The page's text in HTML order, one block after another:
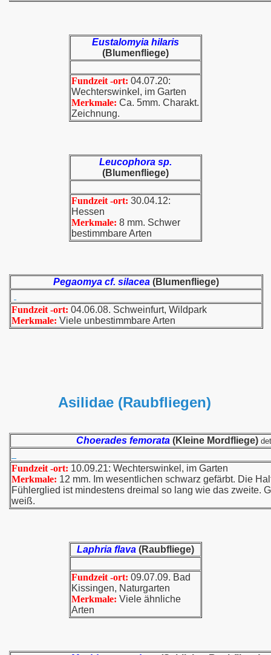
Eustalomyia hilaris
(Blumenfliege)
Fundzeit -ort: 04.07.20:
Wechterswinkel, im Garten
Merkmale: Ca. 5mm. Charakt.
Zeichnung.
Leucophora sp.
(Blumenfliege)
Fundzeit -ort: 30.04.12:
Hessen
Merkmale: 8 mm. Schwer
bestimmbare Arten
Pegaomya cf. silacea (Blumenfliege)
Fundzeit -ort: 04.06.08. Schweinfurt, Wildpark
Merkmale: Viele unbestimmbare Arten
Asilidae (Raubfliegen)
Choerades femorata (Kleine Mordfliege)
Fundzeit -ort: 10.09.21: Wechterswinkel, im Garten
Merkmale: 12 mm. Im wesentlichen schwarz gefärbt. Die
Fühlerglied ist mindestens dreimal so lang wie das zweite.
weiß.
Laphria flava (Raubfliege)
Fundzeit -ort: 09.07.09. Bad
Kissingen, Naturgarten
Merkmale: Viele ähnliche
Arten